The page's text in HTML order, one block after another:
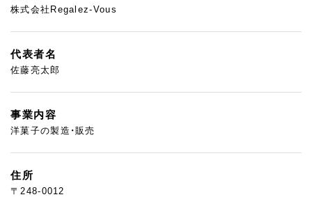
株式会社Regalez-Vous
代表者名
佐藤亮太郎
事業内容
洋菓子の製造・販売
住所
〒248-0012